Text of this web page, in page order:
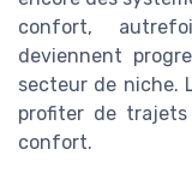
confort,
deviennent
secteur de niche.
profiter de trajets
confort.